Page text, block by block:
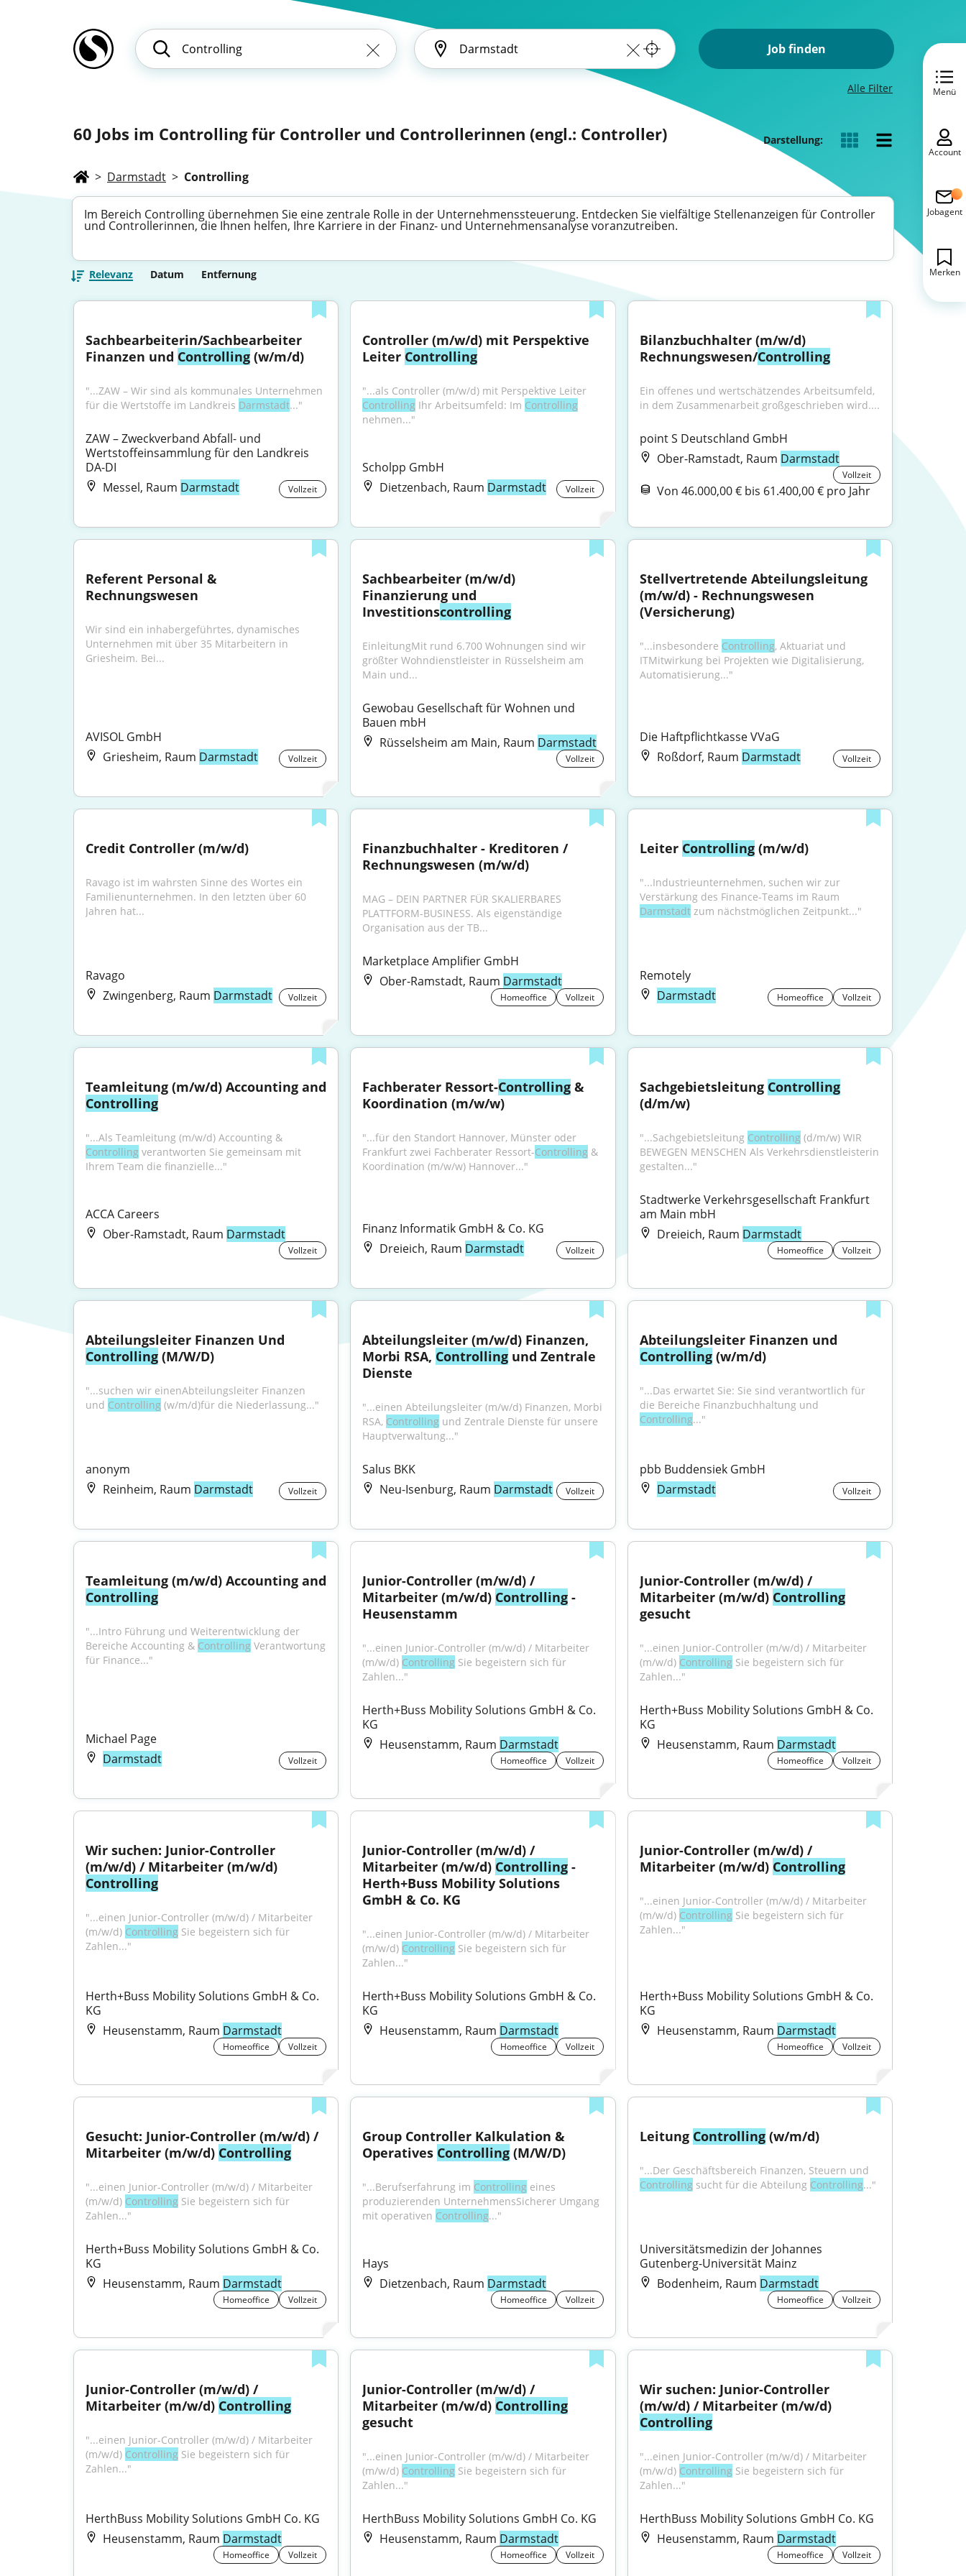
Job finden
Alle Filter
60 Jobs im Controlling für Controller und Controllerinnen (engl.: Controller) Darstellung:
> Darmstadt > Controlling
Im Bereich Controlling übernehmen Sie eine zentrale Rolle in der Unternehmenssteuerung. Entdecken Sie vielfältige Stellenanzeigen für Controller
und Controllerinnen, die Ihnen helfen, Ihre Karriere in der Finanz- und Unternehmensanalyse voranzutreiben.
Relevanz Datum Entfernung
Sachbearbeiterin/Sachbearbeiter
Finanzen und Controlling (w/m/d)
"...ZAW – Wir sind als kommunales Unternehmen
für die Wertstoffe im Landkreis Darmstadt..."
ZAW – Zweckverband Abfall- und
Wertstoffeinsammlung für den Landkreis
DA-DI
Messel, Raum Darmstadt Vollzeit
Controller (m/w/d) mit Perspektive
Leiter Controlling
Controlling Ihr Arbeitsumfeld: Im Controlling
nehmen..."
Scholpp GmbH
Dietzenbach, Raum Darmstadt Vollzeit
Bilanzbuchhalter (m/w/d)
Rechnungswesen/Controlling
Ein offenes und wertschätzendes Arbeitsumfeld,
in dem Zusammenarbeit großgeschrieben wird....
point S Deutschland GmbH
Ober-Ramstadt, Raum Darmstadt
Vollzeit
Von 46.000,00 € bis 61.400,00 € pro Jahr
Referent Personal &
Rechnungswesen
Wir sind ein inhabergeführtes, dynamisches
Unternehmen mit über 35 Mitarbeitern in
Griesheim. Bei...
AVISOL GmbH
Griesheim, Raum Darmstadt Vollzeit
Sachbearbeiter (m/w/d)
Finanzierung und
Investitionscontrolling
EinleitungMit rund 6.700 Wohnungen sind wir
größter Wohndienstleister in Rüsselsheim am
Main und...
Gewobau Gesellschaft für Wohnen und
Bauen mbH
Rüsselsheim am Main, Raum Darmstadt
Vollzeit
Stellvertretende Abteilungsleitung
(m/w/d) - Rechnungswesen
(Versicherung)
"...insbesondere Controlling, Aktuariat und
ITMitwirkung bei Projekten wie Digitalisierung,
Automatisierung..."
Die Haftpflichtkasse VVaG
Roßdorf, Raum Darmstadt Vollzeit
Credit Controller (m/w/d)
Ravago ist im wahrsten Sinne des Wortes ein
Familienunternehmen. In den letzten über 60
Jahren hat...
Ravago
Zwingenberg, Raum Darmstadt Vollzeit
Finanzbuchhalter - Kreditoren /
Rechnungswesen (m/w/d)
MAG – DEIN PARTNER FÜR SKALIERBARES
PLATTFORM-BUSINESS. Als eigenständige
Organisation aus der TB...
Marketplace Amplifier GmbH
Ober-Ramstadt, Raum Darmstadt
Homeoffice Vollzeit
Leiter Controlling (m/w/d)
"...Industrieunternehmen, suchen wir zur
Darmstadt zum nächstmöglichen Zeitpunkt..."
Remotely
Darmstadt
Homeoffice Vollzeit
Controlling
Controlling verantworten Sie gemeinsam mit
Ihrem Team die finanzielle..."
ACCA Careers
Ober-Ramstadt, Raum Darmstadt
Vollzeit
Fachberater Ressort-Controlling &
Koordination (m/w/w)
"...für den Standort Hannover, Münster oder
Frankfurt zwei Fachberater Ressort-Controlling &
Koordination (m/w/w) Hannover..."
Finanz Informatik GmbH & Co. KG
Dreieich, Raum Darmstadt Vollzeit
Sachgebietsleitung Controlling
(d/m/w)
"...Sachgebietsleitung Controlling (d/m/w) WIR
BEWEGEN MENSCHEN Als Verkehrsdienstleisterin
gestalten..."
Stadtwerke Verkehrsgesellschaft Frankfurt
am Main mbH
Dreieich, Raum Darmstadt
Homeoffice Vollzeit
Controlling (M/W/D)
"...suchen wir einenAbteilungsleiter Finanzen
und Controlling (w/m/d)für die Niederlassung..."
anonym
Reinheim, Raum Darmstadt Vollzeit
Abteilungsleiter (m/w/d) Finanzen,
Morbi RSA, Controlling und Zentrale
Dienste
"...einen Abteilungsleiter (m/w/d) Finanzen, Morbi
RSA, Controlling und Zentrale Dienste für unsere
Hauptverwaltung..."
Salus BKK
Neu-Isenburg, Raum Darmstadt Vollzeit
Controlling (w/m/d)
"...Das erwartet Sie: Sie sind verantwortlich für
Controlling..."
pbb Buddensiek GmbH
Darmstadt
Vollzeit
Controlling
"...Intro Führung und Weiterentwicklung der
Bereiche Accounting & Controlling Verantwortung
für Finance..."
Michael Page
Darmstadt
Vollzeit
Junior-Controller (m/w/d) /
Mitarbeiter (m/w/d) Controlling -
Heusenstamm
"...einen Junior-Controller (m/w/d) / Mitarbeiter
(m/w/d) Controlling Sie begeistern sich für
Zahlen..."
Herth+Buss Mobility Solutions GmbH & Co.
KG
Heusenstamm, Raum Darmstadt
Homeoffice Vollzeit
Junior-Controller (m/w/d) /
Mitarbeiter (m/w/d) Controlling
gesucht
"...einen Junior-Controller (m/w/d) / Mitarbeiter
(m/w/d) Controlling Sie begeistern sich für
Zahlen..."
Herth+Buss Mobility Solutions GmbH & Co.
KG
Heusenstamm, Raum Darmstadt
Homeoffice Vollzeit
Wir suchen: Junior-Controller
Controlling
"...einen Junior-Controller (m/w/d) / Mitarbeiter
(m/w/d) Controlling Sie begeistern sich für
Zahlen..."
Herth+Buss Mobility Solutions GmbH & Co.
KG
Heusenstamm, Raum Darmstadt
Homeoffice Vollzeit
Junior-Controller (m/w/d) /
Mitarbeiter (m/w/d) Controlling -
Herth+Buss Mobility Solutions
GmbH & Co. KG
"...einen Junior-Controller (m/w/d) / Mitarbeiter
(m/w/d) Controlling Sie begeistern sich für
Zahlen..."
Herth+Buss Mobility Solutions GmbH & Co.
KG
Heusenstamm, Raum Darmstadt
Homeoffice Vollzeit
Junior-Controller (m/w/d) /
Mitarbeiter (m/w/d) Controlling
"...einen Junior-Controller (m/w/d) / Mitarbeiter
(m/w/d) Controlling Sie begeistern sich für
Zahlen..."
Herth+Buss Mobility Solutions GmbH & Co.
KG
Heusenstamm, Raum Darmstadt
Homeoffice Vollzeit
Gesucht: Junior-Controller (m/w/d) /
Mitarbeiter (m/w/d) Controlling
"...einen Junior-Controller (m/w/d) / Mitarbeiter
(m/w/d) Controlling Sie begeistern sich für
Zahlen..."
Herth+Buss Mobility Solutions GmbH & Co.
KG
Heusenstamm, Raum Darmstadt
Homeoffice Vollzeit
Group Controller Kalkulation &
Operatives Controlling (M/W/D)
"...Berufserfahrung im Controlling eines
produzierenden UnternehmensSicherer Umgang
mit operativen Controlling..."
Hays
Dietzenbach, Raum Darmstadt
Homeoffice Vollzeit
Leitung Controlling (w/m/d)
Controlling sucht für die Abteilung Controlling..."
Universitätsmedizin der Johannes
Gutenberg-Universität Mainz
Bodenheim, Raum Darmstadt
Homeoffice Vollzeit
Junior-Controller (m/w/d) /
Mitarbeiter (m/w/d) Controlling
"...einen Junior-Controller (m/w/d) / Mitarbeiter
(m/w/d) Controlling Sie begeistern sich für
Zahlen..."
HerthBuss Mobility Solutions GmbH Co. KG
Heusenstamm, Raum Darmstadt
Homeoffice Vollzeit
Junior-Controller (m/w/d) /
Mitarbeiter (m/w/d) Controlling
gesucht
"...einen Junior-Controller (m/w/d) / Mitarbeiter
(m/w/d) Controlling Sie begeistern sich für
Zahlen..."
HerthBuss Mobility Solutions GmbH Co. KG
Heusenstamm, Raum Darmstadt
Homeoffice Vollzeit
Wir suchen: Junior-Controller
(m/w/d) / Mitarbeiter (m/w/d)
Controlling
"...einen Junior-Controller (m/w/d) / Mitarbeiter
(m/w/d) Controlling Sie begeistern sich für
Zahlen..."
HerthBuss Mobility Solutions GmbH Co. KG
Heusenstamm, Raum Darmstadt
Homeoffice Vollzeit
Menü
Account
Jobagent
Merken